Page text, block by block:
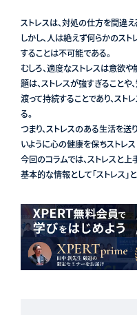
ストレスは、対処の仕方を間違え
しかし、人は絶えず何らかのスト
することは不可能である。
むしろ、適度なストレスは意欲
題は、ストレスが強すぎること
渡って持続することであり、ス
る。
つまり、ストレスのある生活を
いように心の健康を保ちストレス
今回のコラムでは、ストレスと
基本的な情報として「ストレス」